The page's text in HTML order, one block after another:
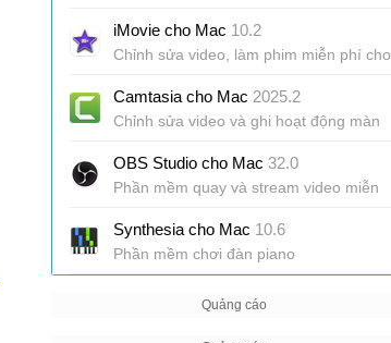
iMovie cho Mac 10.2
Chỉnh sửa video, làm phim miễn phí cho
Camtasia cho Mac 2025.2
Chỉnh sửa video và ghi hoạt động màn
OBS Studio cho Mac 32.0
Phần mềm quay và stream video miễn
Synthesia cho Mac 10.6
Phần mềm chơi đàn piano